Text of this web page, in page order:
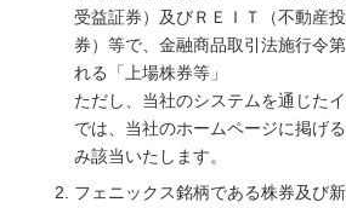
受益証券）及びＲＥＩＴ（不動産
券）等で、金融商品取引法施行令
れる「上場株券等」
ただし、当社のシステムを通じた
では、当社のホームページに掲げ
み該当いたします。
フェニックス銘柄である株券及び